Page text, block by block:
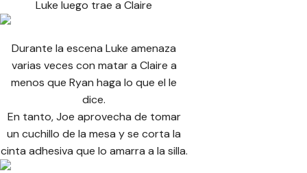
Luke luego trae a Claire
Durante la escena Luke amenaza
varias veces con matar a Claire a
menos que Ryan haga lo que el le
dice.
En tanto, Joe aprovecha de tomar
un cuchillo de la mesa y se corta la
cinta adhesiva que lo amarra a la silla.